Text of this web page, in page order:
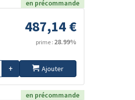
en précommande
487,14 €
prime : 28.99%
+ Ajouter
en précommande